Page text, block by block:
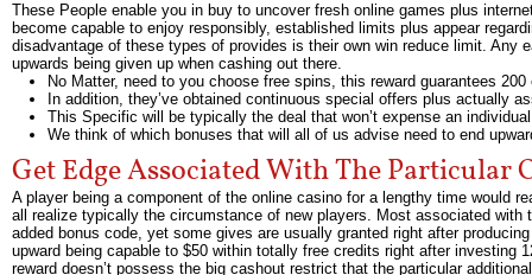
These People enable you in buy to uncover fresh online games plus
become capable to enjoy responsibly, established limits plus appear
disadvantage of these types of provides is their own win reduce limit. Any
upwards being given up when cashing out there.
No Matter, need to you choose free spins, this reward guarantees
In addition, they’ve obtained continuous special offers plus actually
This Specific will be typically the deal that won’t expense an
We think of which bonuses that will all of us advise need to end
Get Edge Associated With The Particular
A player being a component of the online casino for a lengthy time would
all realize typically the circumstance of new players. Most associated
added bonus code, yet some gives are usually granted right after
upward being capable to $50 within totally free credits right after investing
reward doesn’t possess the big cashout restrict that the particular